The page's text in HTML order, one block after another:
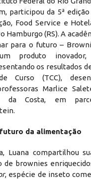
participou da 5ª
Food Service e
Hamburgo (RS). A
para o futuro –
produto
os resultados
Curso (TCC),
Marlice
da Costa, em
da alimentação
Luana compartilhou
de brownies
, espécie de inseto